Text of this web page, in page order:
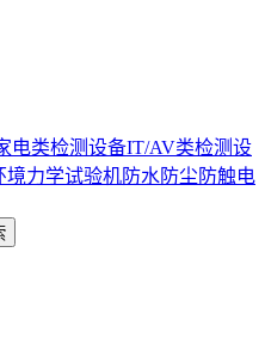
电类检测设备IT/AV类检测设
境力学试验机防水防尘防触电